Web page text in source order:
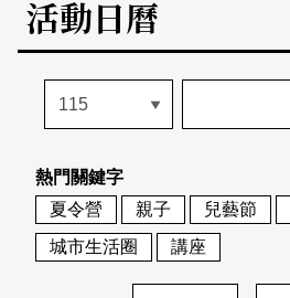
本期專題
歷史專題
活動特區
活動列表
地圖搜尋
關於我們
關於我們
刊物索取地點
會員基本資料
刊登活動
網站導覽
日本語
活動日曆
熱門關鍵字
夏令營
親子 兒藝節
城市生活圈
講座